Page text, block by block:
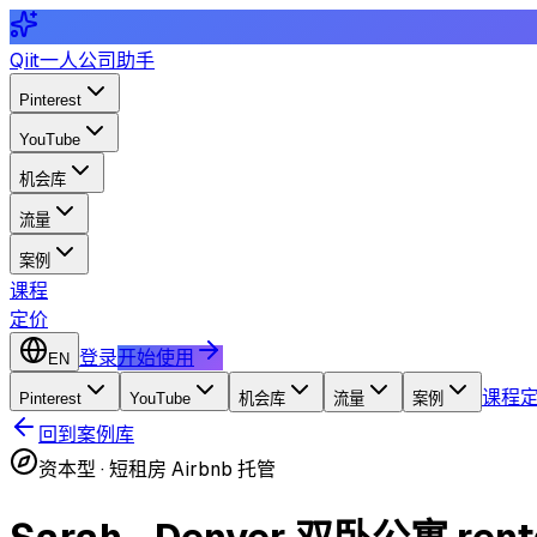
Qiit一人公司助手
Pinterest
YouTube
机会库
流量
案例
课程
定价
EN 登录开始使用
Pinterest YouTube 机会库 流量 案例 课程
回到案例库
资本型 ·短租房 Airbnb 托管